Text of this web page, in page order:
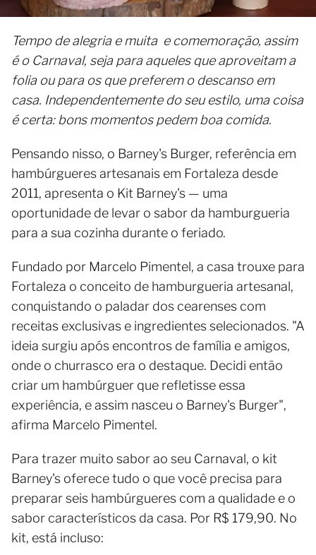
Tempo de alegria e muita e comemoração, assim
é o Carnaval, seja para aqueles que aproveitam a
folia ou para os que preferem o descanso em
casa. Independentemente do seu estilo, uma coisa
é certa: bons momentos pedem boa comida.
Pensando nisso, o Barney's Burger, referência em
hambúrgueres artesanais em Fortaleza desde
2011, apresenta o Kit Barney's — uma
oportunidade de levar o sabor da hamburgueria
para a sua cozinha durante o feriado.
Fundado por Marcelo Pimentel, a casa trouxe para
Fortaleza o conceito de hamburgueria artesanal,
conquistando o paladar dos cearenses com
receitas exclusivas e ingredientes selecionados. "A
ideia surgiu após encontros de família e amigos,
onde o churrasco era o destaque. Decidi então
criar um hambúrguer que refletisse essa
experiência, e assim nasceu o Barney's Burger",
afirma Marcelo Pimentel.
Para trazer muito sabor ao seu Carnaval, o kit
Barney's oferece tudo o que você precisa para
preparar seis hambúrgueres com a qualidade e o
sabor característicos da casa. Por R$ 179,90. No
kit, está incluso: